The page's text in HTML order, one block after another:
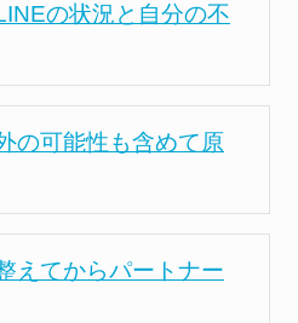
の状況と自分の不
の可能性も含めて原
えてからパートナー